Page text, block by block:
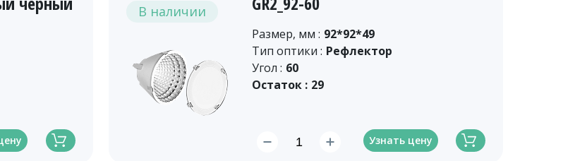
В наличии
Размер, мм : 92*92*49
Тип оптики : Рефлектор
Угол : 60
Остаток : 29
Узнать цену